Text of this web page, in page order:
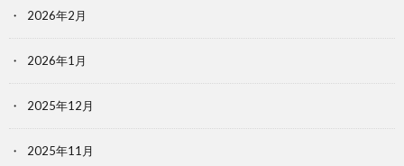
2026年2月
2026年1月
2025年12月
2025年11月